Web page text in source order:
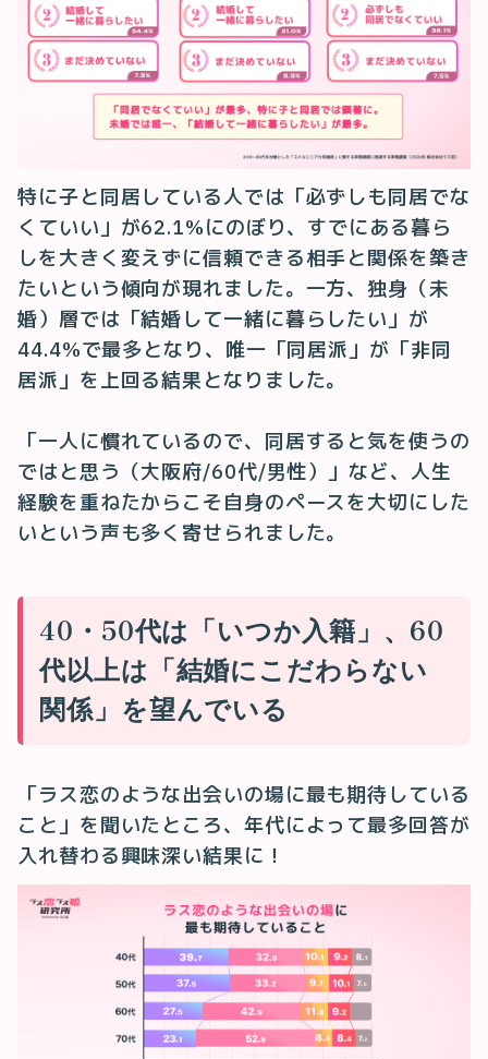
特に子と同居している人では「必ずしも同居でな
くていい」が62.1%にのぼり、すでにある暮ら
しを大きく変えずに信頼できる相手と関係を築き
たいという傾向が現れました。一方、独身（未
婚）層では「結婚して一緒に暮らしたい」が
44.4%で最多となり、唯一「同居派」が「非同
居派」を上回る結果となりました。
「一人に慣れているので、同居すると気を使うの
ではと思う（大阪府/60代/男性）」など、人生
経験を重ねたからこそ自身のペースを大切にした
いという声も多く寄せられました。
40・50代は「いつか入籍」、60
代以上は「結婚にこだわらない
関係」を望んでいる
「ラス恋のような出会いの場に最も期待している
こと」を聞いたところ、年代によって最多回答が
入れ替わる興味深い結果に！